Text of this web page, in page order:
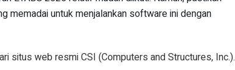
memadai untuk menjalankan software ini dengan
situs web resmi CSI (Computers and Structures, Inc.).